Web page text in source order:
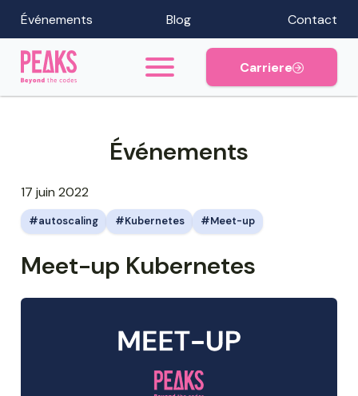
Événements Blog Contact
Carriere
Événements
17 juin 2022
autoscaling Kubernetes Meet-up
Meet-up Kubernetes